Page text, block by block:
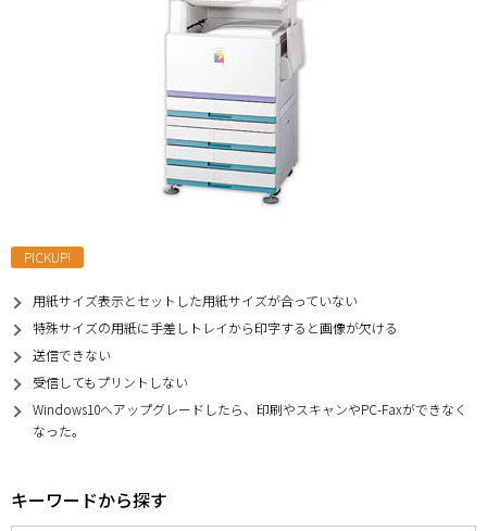
PICKUP!
用紙サイズ表示とセットした用紙サイズが合っていない
特殊サイズの用紙に手差しトレイから印字すると画像が欠ける
送信できない
受信してもプリントしない
Windows10へアップグレードしたら、印刷やスキャンやPC-Faxができなく
なった。
キーワードから探す